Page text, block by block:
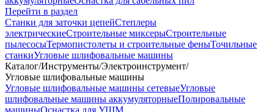
Перейти в раздел
Станки для заточки цепейСтеплеры
электрическиеСтроительные миксерыСтроительные
пылесосыТермопистолеты и строительные феныТочильные
станкиУгловые шлифовальные машины
Каталог/Инструменты/Электроинструмент/
Угловые шлифовальные машины
Угловые шлифовальные машины сетевыеУгловые
шлифовальные машины аккумуляторныеПолировальные
машиныОснастка для УШМ